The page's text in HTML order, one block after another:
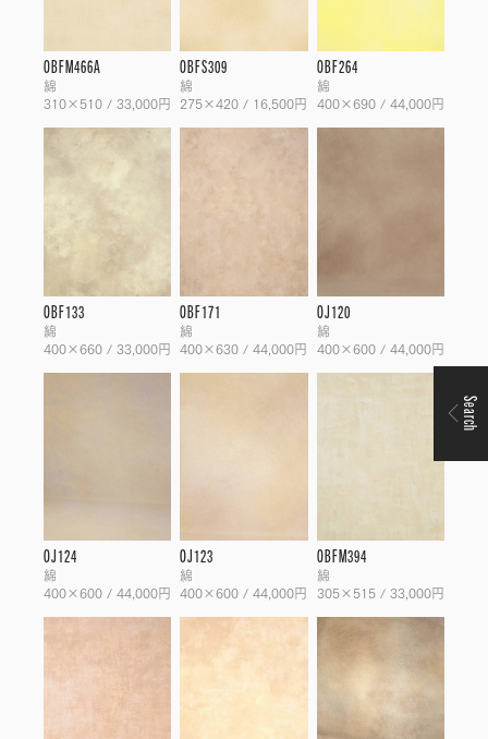
OBFM466A
綿
310×510 / 33,000円
OBFS309
綿
275×420 / 16,500円
OBF264
綿
400×690 / 44,000円
OBF133
綿
400×660 / 33,000円
OBF171
綿
400×630 / 44,000円
OJ120
綿
400×600 / 44,000円
OJ124
綿
400×600 / 44,000円
OJ123
綿
400×600 / 44,000円
OBFM394
綿
305×515 / 33,000円
Search